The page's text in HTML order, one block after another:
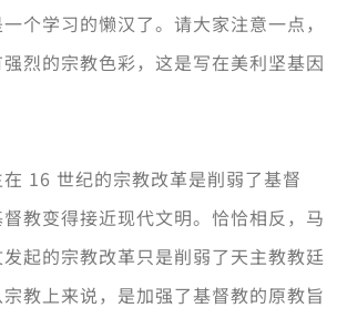
个学习的懒汉了。请大家注意一点，
烈的宗教色彩，这是写在美利坚基因
16 世纪的宗教改革是削弱了基督
教变得接近现代文明。恰恰相反，马
起的宗教改革只是削弱了天主教教廷
教上来说，是加强了基督教的原教旨